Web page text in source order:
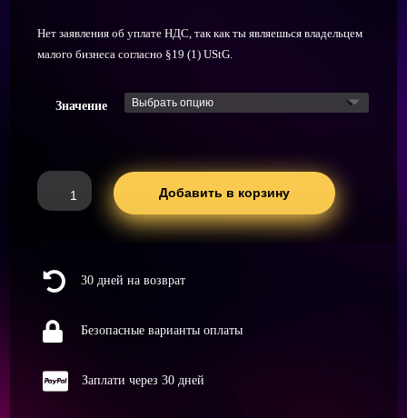
Нет заявления об уплате НДС, так как ты являешься владельцем
малого бизнеса согласно §19 (1) UStG.
Значение
Количество
товара
Добавить в корзину
 30 дней на возврат
 Безопасные варианты оплаты
 Заплати через 30 дней